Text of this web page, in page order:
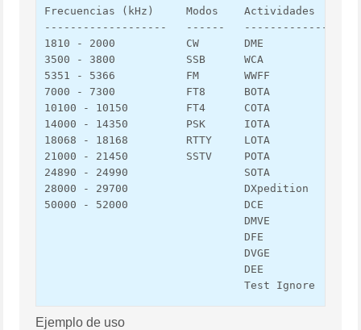
Frecuencias (kHz)     Modos    Actividades
-------------------   ------
1810 - 2000           CW       DME
3500 - 3800           SSB      WCA
5351 - 5366           FM       WWFF
7000 - 7300           FT8      BOTA
10100 - 10150         FT4      COTA
14000 - 14350         PSK      IOTA
18068 - 18168         RTTY     LOTA
21000 - 21450         SSTV     POTA
24890 - 24990                  SOTA
28000 - 29700                  DXpedition
50000 - 52000                  DCE
                               DMVE
                               DFE
                               DVGE
                               DEE
                               Test Ignore
Ejemplo de uso